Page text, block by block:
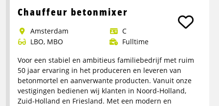
info
C-
Chauffeur
Meubelbezorging
Chauffeur betonmixer
Amsterdam
C
LBO, MBO
Fulltime
Voor een stabiel en ambitieus familiebedrijf met ruim
50 jaar ervaring in het produceren en leveren van
betonmortel en aanverwante producten. Vanuit onze
vestigingen bedienen wij klanten in Noord-Holland,
Zuid-Holland en Friesland. Met een modern en